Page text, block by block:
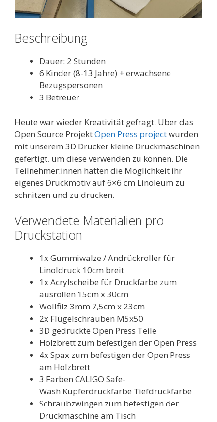
Beschreibung
Dauer: 2 Stunden
6 Kinder (8-13 Jahre) + erwachsene
Bezugspersonen
3 Betreuer
Heute war wieder Kreativität gefragt. Über das
Open Source ProjektOpen Press projectwurden
mit unserem 3D Drucker kleine Druckmaschinen
gefertigt, um diese verwenden zu können. Die
Teilnehmer:innen hatten die Möglichkeit ihr
eigenes Druckmotiv auf 6×6 cm Linoleum zu
schnitzen und zu drucken.
Verwendete Materialien pro
Druckstation
1x Gummiwalze / Andrückroller für
Linoldruck 10cm breit
1x Acrylscheibe für Druckfarbe zum
ausrollen 15cm x 30cm
Wollfilz 3mm 7,5cm x 23cm
2x Flügelschrauben M5x50
3D gedruckte Open Press Teile
Holzbrett zum befestigen der Open Press
4x Spax zum befestigen der Open Press
am Holzbrett
3 Farben CALIGO Safe-
Wash Kupferdruckfarbe Tiefdruckfarbe
Schraubzwingen zum befestigen der
Druckmaschine am Tisch